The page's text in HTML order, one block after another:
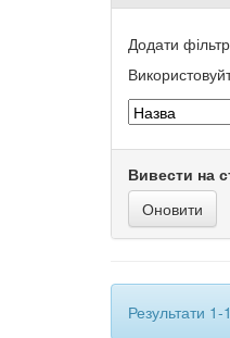
Додати
Вивести на
Результати 1-